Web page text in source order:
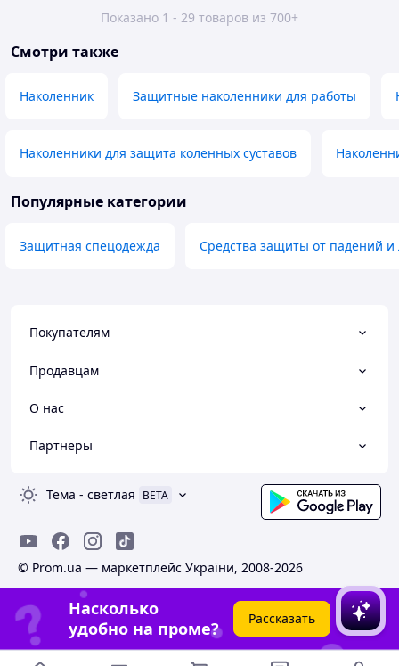
Показано 1 - 29 товаров из 700+
Смотри также
Наколенник Защитные наколенники для работы
Наколенники для защита коленных суставов
Популярные категории
Защитная спецодежда Средства защиты от падений и
Покупателям
Продавцам
О нас
Партнеры
Тема - светлая BETA
© Prom.ua — маркетплейс України, 2008-2026
Насколько
удобно на проме?
Рассказать